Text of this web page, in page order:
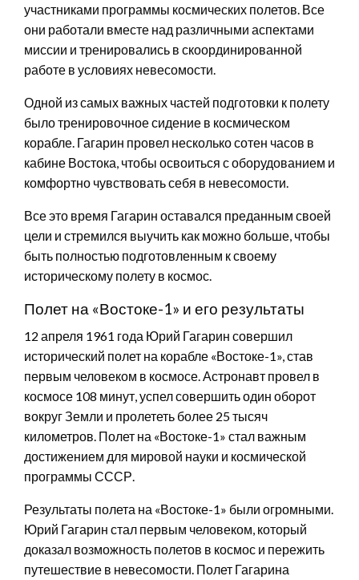
участниками программы космических полетов. Все
они работали вместе над различными аспектами
миссии и тренировались в скоординированной
работе в условиях невесомости.
Одной из самых важных частей подготовки к полету
было тренировочное сидение в космическом
корабле. Гагарин провел несколько сотен часов в
кабине Востока, чтобы освоиться с оборудованием и
комфортно чувствовать себя в невесомости.
Все это время Гагарин оставался преданным своей
цели и стремился выучить как можно больше, чтобы
быть полностью подготовленным к своему
историческому полету в космос.
Полет на «Востоке-1» и его результаты
12 апреля 1961 года Юрий Гагарин совершил
исторический полет на корабле «Востоке-1», став
первым человеком в космосе. Астронавт провел в
космосе 108 минут, успел совершить один оборот
вокруг Земли и пролететь более 25 тысяч
километров. Полет на «Востоке-1» стал важным
достижением для мировой науки и космической
программы СССР.
Результаты полета на «Востоке-1» были огромными.
Юрий Гагарин стал первым человеком, который
доказал возможность полетов в космос и пережить
путешествие в невесомости. Полет Гагарина